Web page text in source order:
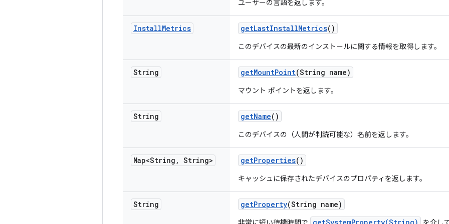
ユーザーの言語を返します。
InstallMetrics getLastInstallMetrics()
このデバイスの最新のインストールに関する情報を取得します。
String getMountPoint(String name)
マウント ポイントを返します。
String getName()
このデバイスの（人間が判読可能な）名前を返します。
Map<String , String> getProperties()
キャッシュに保存されたデバイスのプロパティを返します。
String getProperty(String name)